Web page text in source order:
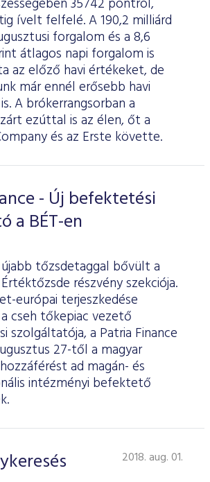
35742 pontról,
ívelt felfelé. A 190,2 milliárd
forgalom és a 8,6
átlagos napi forgalom is
az előző havi értékeket, de
már ennél erősebb havi
A brókerrangsorban a
ezúttal is az élen, őt a
és az Erste követte.
- Új befektetési
a BÉT-en
tőzsdetaggal bővült a
részvény szekciója.
európai terjeszkedése
cseh tőkepiac vezető
szolgáltatója, a Patria Finance
27-től a magyar
ad magán- és
intézményi befektető
2018. aug. 01.